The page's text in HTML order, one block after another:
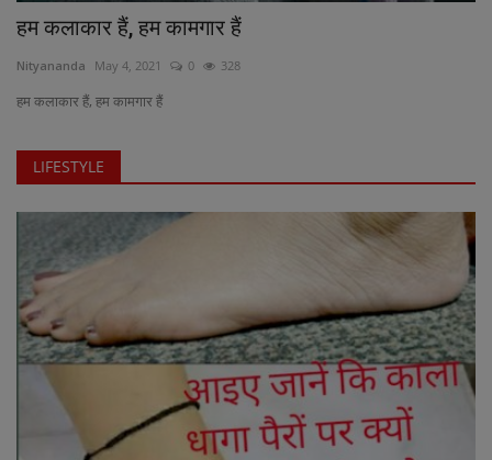
हम कलाकार हैं, हम कामगार हैं
Nityananda May 4, 2021 0 328
हम कलाकार हैं, हम कामगार हैं
LIFESTYLE